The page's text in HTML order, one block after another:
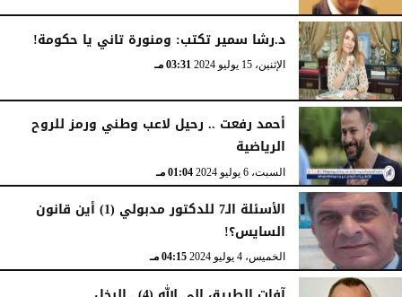
د.رشا سمير تكتب: ومنورة تاني يا حكومة!
الإثنين، 15 يوليو 2024 03:31 مـ
أحمد رفعت .. رحيل لاعب وطني ورمز للروح
الرياضية
السبت، 6 يوليو 2024 01:04 مـ
الأسئلة الـ7 للدكتور مدبولي (1) أين قانون
السايس؟!
الخميس، 4 يوليو 2024 04:15 مـ